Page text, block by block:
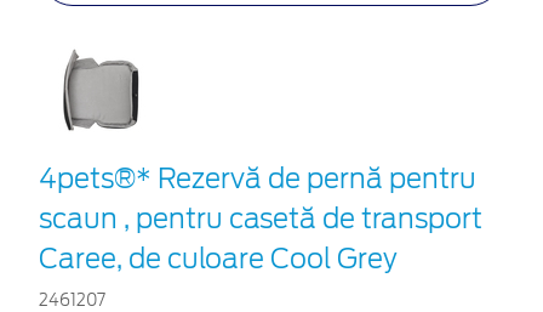
4pets®* Rezervă de pernă pentru
scaun , pentru casetă de transport
Caree, de culoare Cool Grey
2461207